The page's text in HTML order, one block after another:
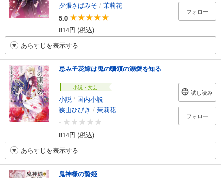
夕張さばみそ / 茉莉花
5.0
814円 (税込)
フォロー
あらすじを表示する
忌み子花嫁は鬼の頭領の溺愛を知る
小説・文芸
小説 / 国内小説
狭山ひびき / 茉莉花
-
814円 (税込)
試し読み
フォロー
あらすじを表示する
鬼神様の贄姫